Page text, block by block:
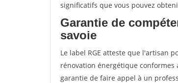
significatifs que vous pouvez
Garantie de
savoie
Le label RGE atteste que l'artisan
rénovation énergétique conformes
garantie de faire appel à un